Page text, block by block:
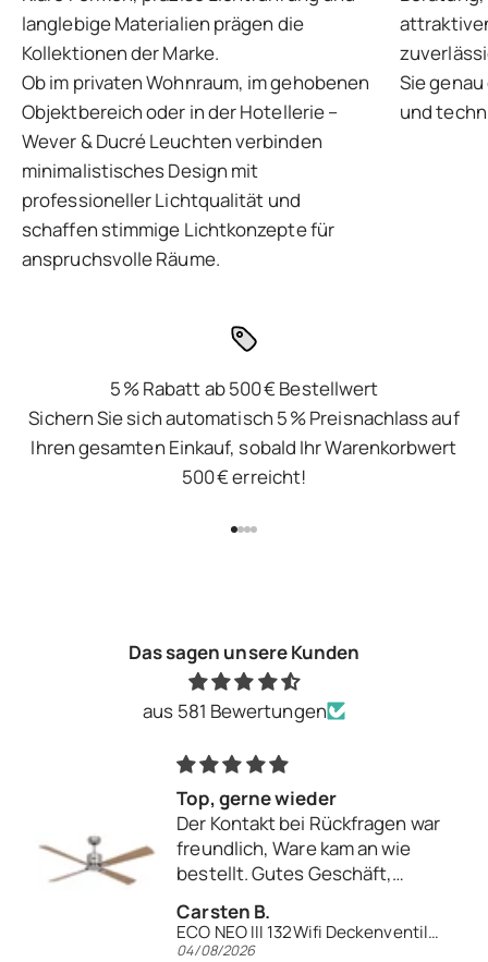
langlebige Materialien prägen die
Kollektionen der Marke.
Ob im privaten Wohnraum, im gehobenen
Objektbereich oder in der Hotellerie –
Wever & Ducré Leuchten verbinden
minimalistisches Design mit
professioneller Lichtqualität und
schaffen stimmige Lichtkonzepte für
anspruchsvolle Räume.
Sie
und
5 % Rabatt ab 500 € Bestellwert
Sichern Sie sich automatisch 5 % Preisnachlass auf
Ihren gesamten Einkauf, sobald Ihr Warenkorbwert
500 € erreicht!
Das sagen unsere Kunden
aus 581 Bewertungen
Top, gerne wieder
Der Kontakt bei Rückfragen war
freundlich, Ware kam an wie
bestellt. Gutes Geschäft,
gerne wieder.
Carsten B.
ECO NEO III 132Wifi Deckenventilator
04/08/2026